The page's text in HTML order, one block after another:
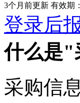
3个月前更新 有效期
登录后
什么是"
采购信